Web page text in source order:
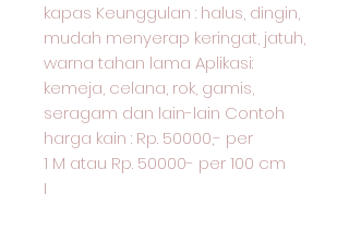
kapas Keunggulan : halus, dingin,
mudah menyerap keringat, jatuh,
warna tahan lama Aplikasi:
kemeja, celana, rok, gamis,
seragam dan lain-lain Contoh
harga kain : Rp. 50000,- per
1 M atau Rp. 50000- per 100 cm
I